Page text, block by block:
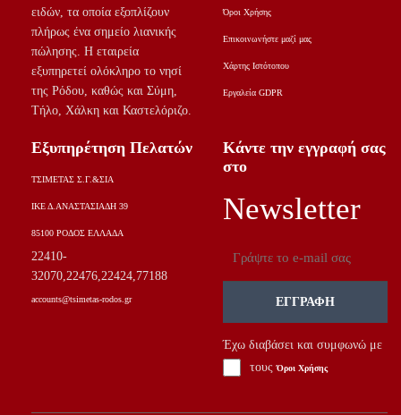
ειδών, τα οποία εξοπλίζουν
πλήρως ένα σημείο λιανικής
πώλησης. Η εταιρεία
εξυπηρετεί ολόκληρο το νησί
της Ρόδου, καθώς και Σύμη,
Τήλο, Χάλκη και Καστελόριζο.
Όροι Χρήσης
Επικοινωνήστε μαζί μας
Χάρτης Ιστότοπου
Εργαλεία GDPR
Εξυπηρέτηση Πελατών
ΤΣΙΜΕΤΑΣ Σ.Γ.&ΣΙΑ
ΙΚΕ Δ.ΑΝΑΣΤΑΣΙΑΔΗ 39
85100 ΡΟΔΟΣ ΕΛΛΑΔΑ
22410-
32070,22476,22424,77188
accounts@tsimetas-rodos.gr
Κάντε την εγγραφή σας
στο
Newsletter
Email
ΕΓΓΡΑΦΉ
Έχω διαβάσει και συμφωνώ με
τουςΌροι Χρήσης